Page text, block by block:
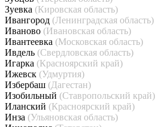
Зуевка (Кировская область)
Ивангород (Ленинградская область)
Иваново (Ивановская область)
Ивантеевка (Московская область)
Ивдель (Свердловская область)
Игарка (Красноярский край)
Ижевск (Удмуртия)
Избербаш (Дагестан)
Изобильный (Ставропольский край)
Иланский (Красноярский край)
Инза (Ульяновская область)